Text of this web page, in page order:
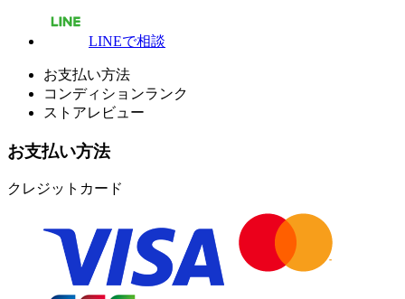
LINEで相談
お支払い方法
コンディションランク
ストアレビュー
お支払い方法
クレジットカード